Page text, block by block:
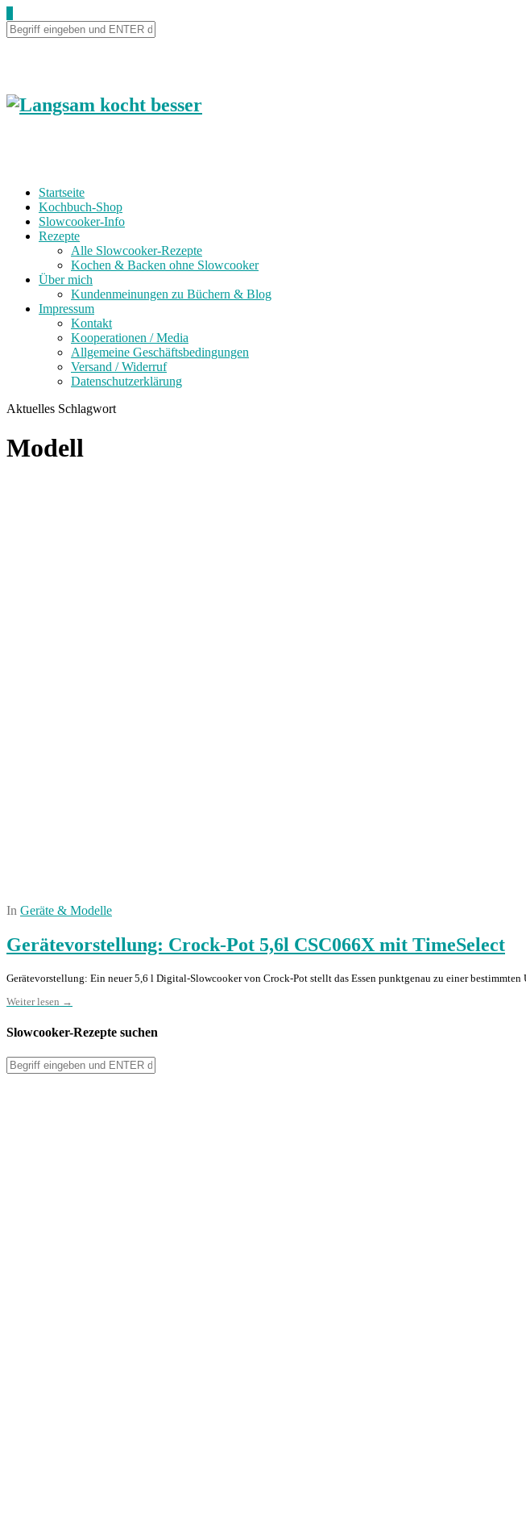
Startseite
Kochbuch-Shop
Slowcooker-Info
Rezepte
Alle Slowcooker-Rezepte
Kochen & Backen ohne Slowcooker
Über mich
Kundenmeinungen zu Büchern & Blog
Impressum
Kontakt
Kooperationen / Media
Allgemeine Geschäftsbedingungen
Versand / Widerruf
Datenschutzerklärung
Aktuelles Schlagwort
Modell
In Geräte & Modelle
Gerätevorstellung: Crock-Pot 5,6l CSC066X mit TimeSelect
Gerätevorstellung: Ein neuer 5,6 l Digital-Slowcooker von Crock-Pot stellt das Essen punktgenau zu einer
Weiter lesen →
Slowcooker-Rezepte suchen